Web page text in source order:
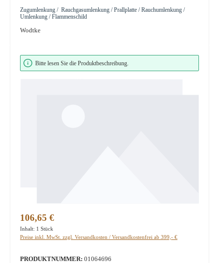
Zugumlenkung / Rauchgasumlenkung / Prallplatte / Rauchumlenkung /
Umlenkung / Flammenschild
Wodtke
Bildergalerie überspringen
Bitte lesen Sie die Produktbeschreibung.
Regulärer Preis:
106,65 €
Inhalt: 1 Stück
Preise inkl. MwSt. zzgl. Versandkosten / Versandkostenfrei ab 399,- €
PRODUKTNUMMER: 01064696